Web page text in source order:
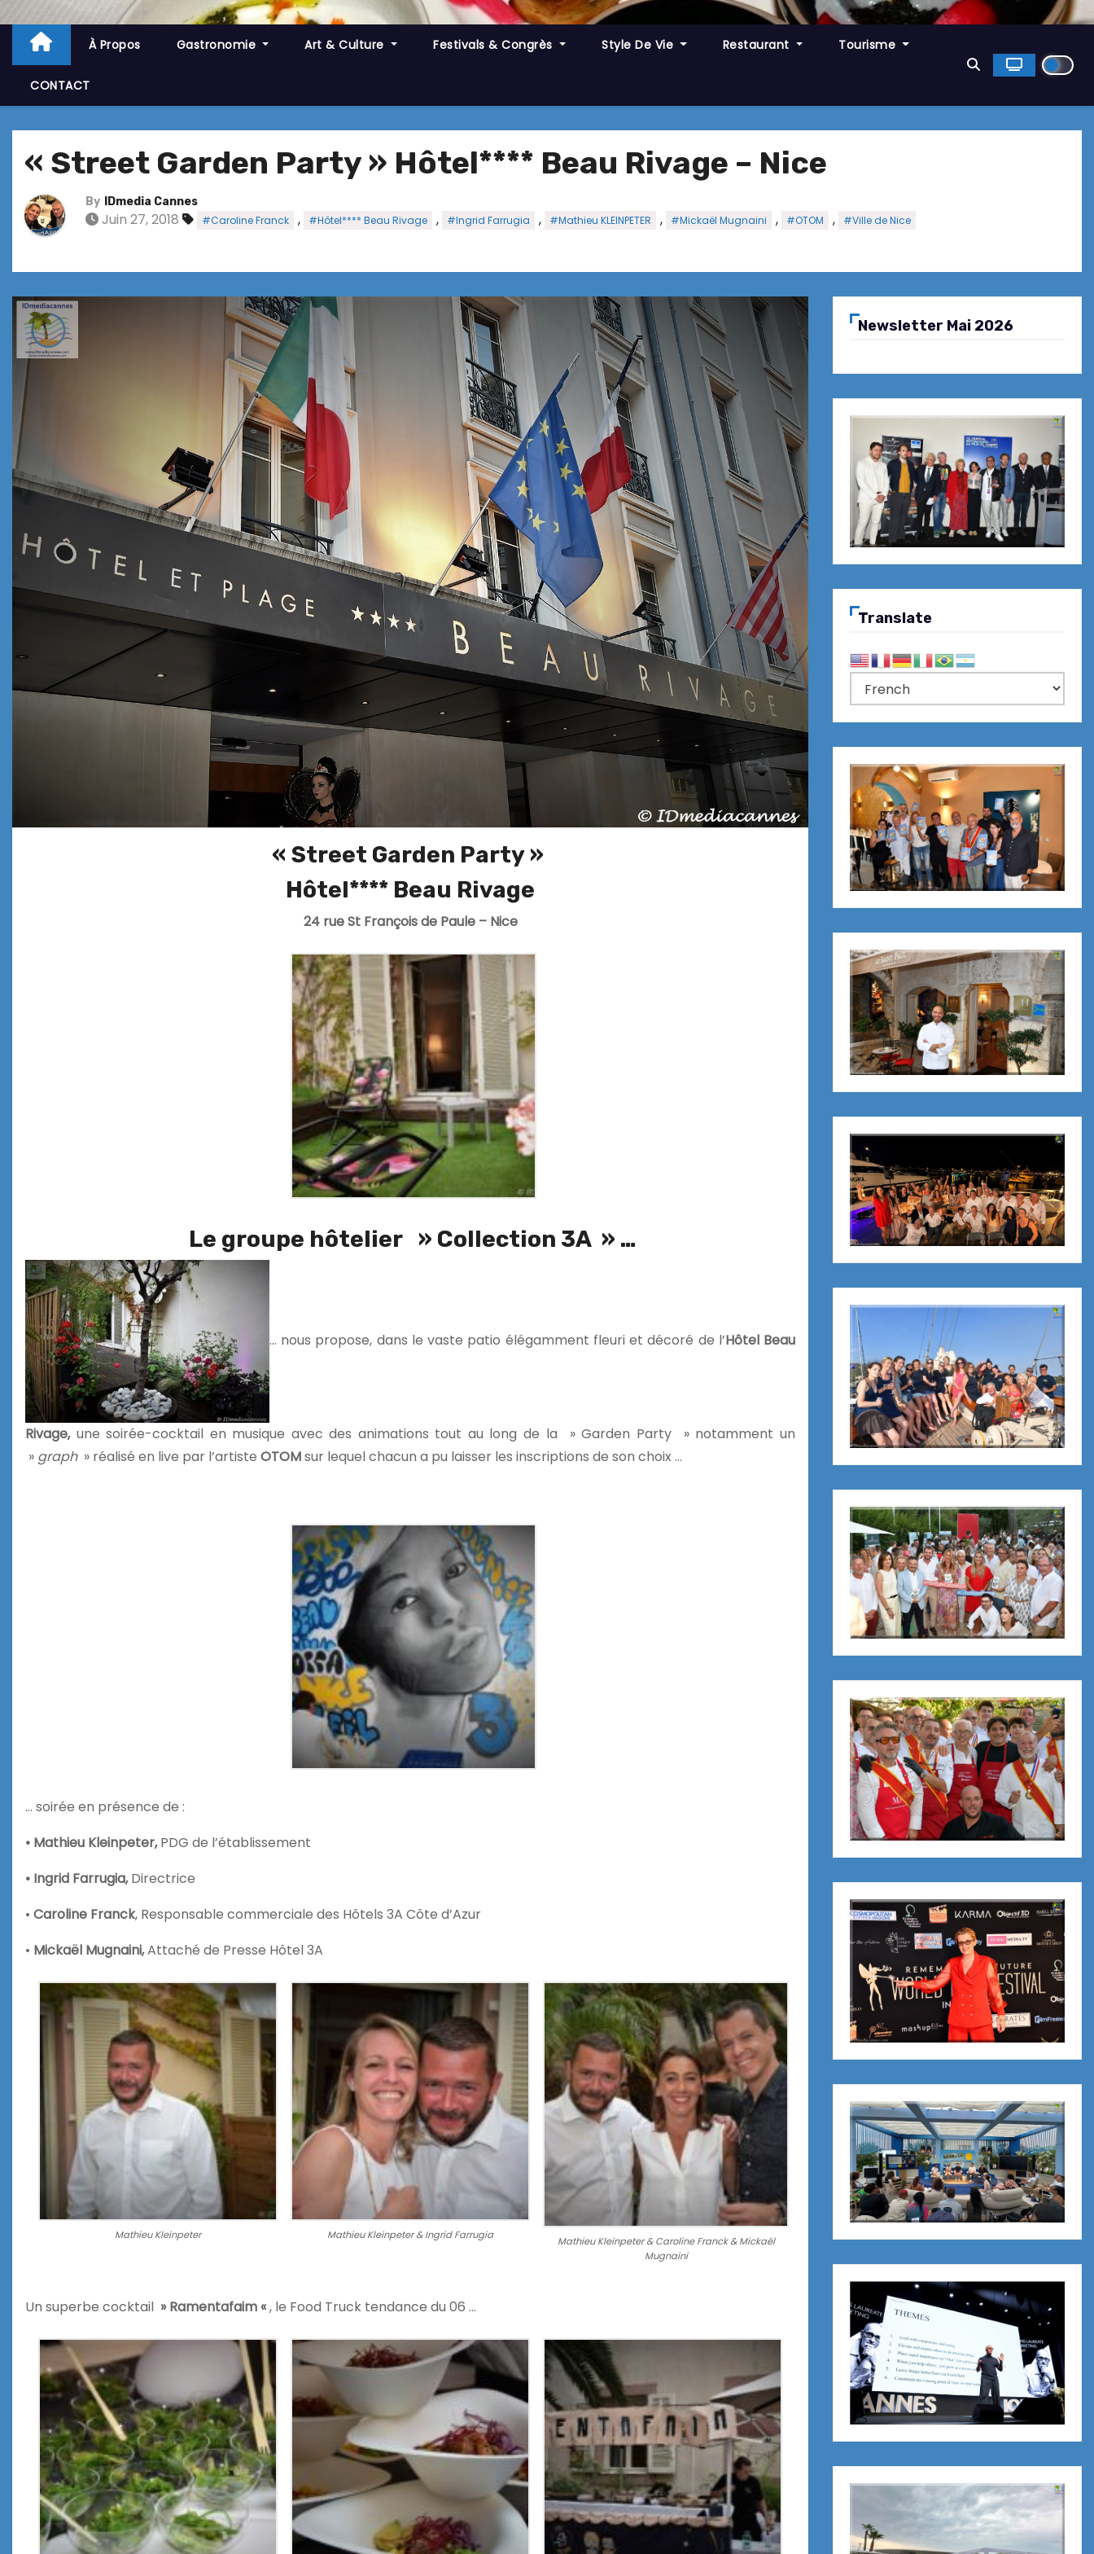
À Propos Gastronomie Art & Culture Festivals & Congrès Style De Vie Restaurant Tourisme
CONTACT
« Street Garden Party » Hôtel**** Beau Rivage – Nice
By IDmedia Cannes
Juin 27, 2018 #Caroline Franck , #Hôtel**** Beau Rivage , #Ingrid Farrugia , #Mathieu KLEINPETER , #Mickaël Mugnaini , #OTOM , #Ville de Nice
« Street Garden Party »
Hôtel**** Beau Rivage
24 rue St François de Paule – Nice
Le groupe hôtelier » Collection 3A » …
… nous propose, dans le vaste patio élégamment fleuri et décoré de l’Hôtel Beau
Rivage,une soirée-cocktail en musique avec des animations tout au long de la » Garden Party » notamment un
» graph» réalisé en live par l’artiste OTOMsur lequel chacun a pu laisser les inscriptions de son choix …
… soirée en présence de :
• Mathieu Kleinpeter,PDG de l’établissement
• Ingrid Farrugia,Directrice
• Caroline Franck, Responsable commerciale des Hôtels 3A Côte d’Azur
• Mickaël Mugnaini,Attaché de Presse Hôtel 3A
Mathieu Kleinpeter Mathieu Kleinpeter & Ingrid Farrugia
Mathieu Kleinpeter & Caroline Franck & Mickaël
Mugnaini
Un superbe cocktail » Ramentafaim «, le Food Truck tendance du 06 …
Newsletter Mai 2026
Translate